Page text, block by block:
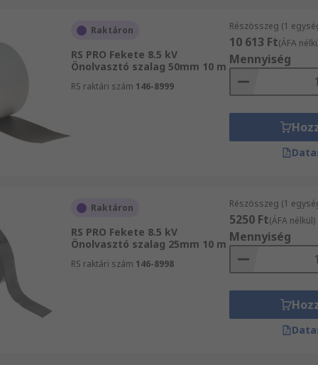
jó magas és alacsony hőmérsékletű teljesítmény,
is illeszthető.
Raktáron
RS PRO Fekete 8.5 kV
Önolvasztó szalag 50mm 10 m
RS raktári szám 146-8999
Részösszeg (1
10 613 Ft(ÁFA
Mennyiség
Raktáron
RS PRO Fekete 8.5 kV
Önolvasztó szalag 25mm 10 m
RS raktári szám 146-8998
Részösszeg (1
5250 Ft(ÁFA nélkül)
Mennyiség